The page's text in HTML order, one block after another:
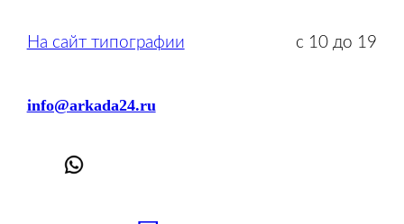
На сайт типографии с 10 до 19
info@arkada24.ru